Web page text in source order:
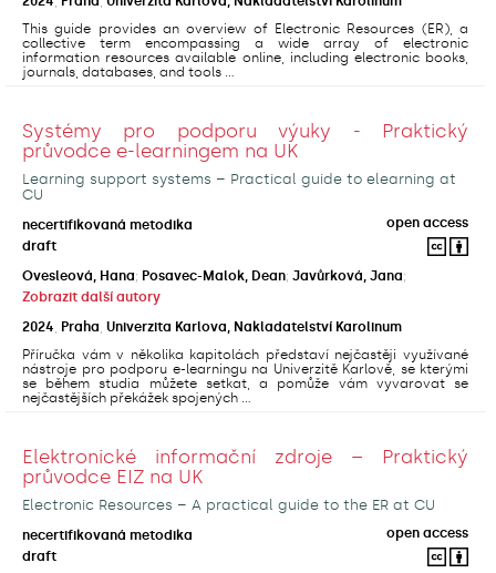
This guide provides an overview of Electronic Resources (ER), a
collective term encompassing a wide array of electronic
information resources available online, including electronic books,
journals, databases, and tools ...
Systémy pro podporu výuky - Praktický
průvodce e-learningem na UK
Learning support systems – Practical guide to elearning at
CU
necertifikovaná metodika
open access
draft
Ovesleová, Hana; Posavec-Malok, Dean; Javůrková, Jana;
Zobrazit další autory
2024 Praha Univerzita Karlova, Nakladatelství Karolinum
Příručka vám v několika kapitolách představí nejčastěji využívané
nástroje pro podporu e-learningu na Univerzitě Karlově, se kterými
se během studia můžete setkat, a pomůže vám vyvarovat se
nejčastějších překážek spojených ...
Elektronické informační zdroje – Praktický
průvodce EIZ na UK
Electronic Resources – A practical guide to the ER at CU
necertifikovaná metodika
open access
draft